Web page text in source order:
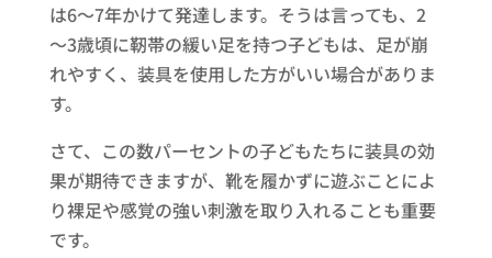
は6～7年かけて発達します。そうは言っても、2
～3歳頃に靭帯の緩い足を持つ子どもは、足が崩
れやすく、装具を使用した方がいい場合がありま
す。
さて、この数パーセントの子どもたちに装具の効
果が期待できますが、靴を履かずに遊ぶことによ
り裸足や感覚の強い刺激を取り入れることも重要
です。